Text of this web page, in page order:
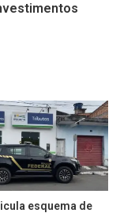
esquema de